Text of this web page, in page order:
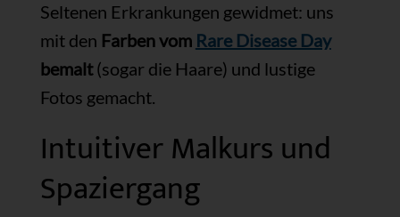
Seltenen Erkrankungen gewidmet: uns
mit den Farben vom Rare Disease Day
bemalt(sogar die Haare) und lustige
Fotos gemacht.
Intuitiver Malkurs und
Spaziergang